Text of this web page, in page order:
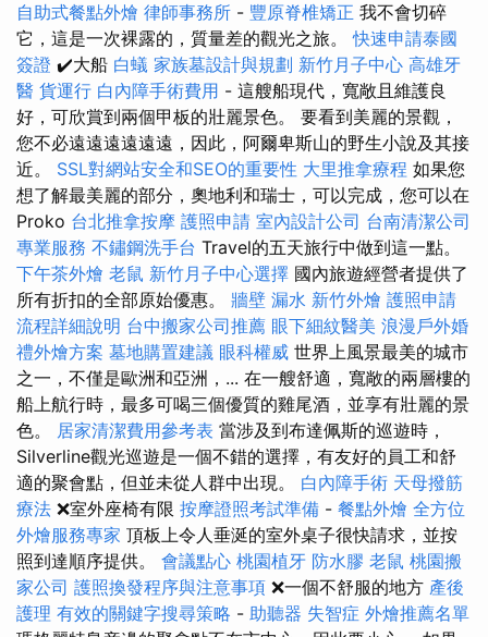
自助式餐點外燴 律師事務所 - 豐原脊椎矯正 我不會切碎
它，這是一次裸露的，質量差的觀光之旅。快速申請泰國
簽證 ✔️大船 白蟻 家族墓設計與規劃 新竹月子中心 高雄牙
醫 貨運行 白內障手術費用 - 這艘船現代，寬敞且維護良
好，可欣賞到兩個甲板的壯麗景色。 要看到美麗的景觀，
您不必遠遠遠遠遠遠，因此，阿爾卑斯山的野生小說及其接
近。 SSL對網站安全和SEO的重要性 大里推拿療程 如果您
想了解最美麗的部分，奧地利和瑞士，可以完成，您可以在
Proko 台北推拿按摩 護照申請 室內設計公司 台南清潔公司
專業服務 不鏽鋼洗手台 Travel的五天旅行中做到這一點。
下午茶外燴 老鼠 新竹月子中心選擇 國內旅遊經營者提供了
所有折扣的全部原始優惠。 牆壁 漏水 新竹外燴 護照申請
流程詳細說明 台中搬家公司推薦 眼下細紋醫美 浪漫戶外婚
禮外燴方案 墓地購置建議 眼科權威 世界上風景最美的城市
之一，不僅是歐洲和亞洲，... 在一艘舒適，寬敞的兩層樓的
船上航行時，最多可喝三個優質的雞尾酒，並享有壯麗的景
色。 居家清潔費用參考表 當涉及到布達佩斯的巡遊時，
Silverline觀光巡遊是一個不錯的選擇，有友好的員工和舒
適的聚會點，但並未從人群中出現。 白內障手術 天母撥筋
療法 ❌室外座椅有限 按摩證照考試準備 - 餐點外燴 全方位
外燴服務專家 頂板上令人垂涎的室外桌子很快請求，並按
照到達順序提供。 會議點心 桃園植牙 防水膠 老鼠 桃園搬
家公司 護照換發程序與注意事項 ❌一個不舒服的地方 產後
護理 有效的關鍵字搜尋策略 - 助聽器 失智症 外燴推薦名單